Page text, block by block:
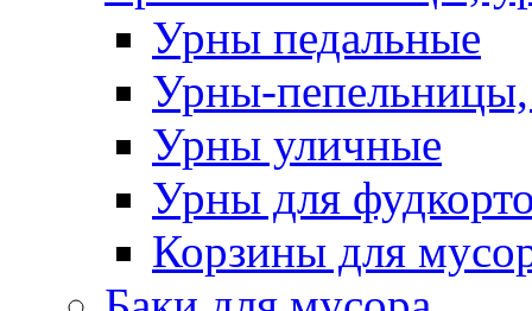
Урны педальные
Урны-
Урны уличные
Урны для
Корзины для